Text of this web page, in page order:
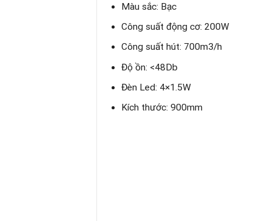
Màu sắc: Bạc
Công suất động cơ: 200W
Công suất hút: 700m3/h
Độ ồn: <48Db
Đèn Led: 4×1.5W
Kích thước: 900mm